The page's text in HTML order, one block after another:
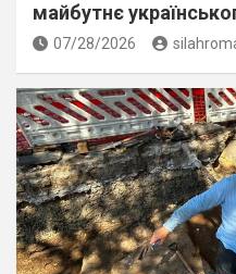
майбутнє
07/28/2026